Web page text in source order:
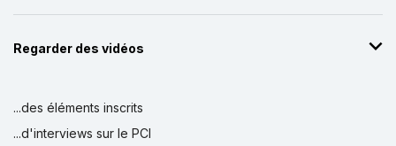
Regarder des vidéos
...des éléments inscrits
...d'interviews sur le PCI